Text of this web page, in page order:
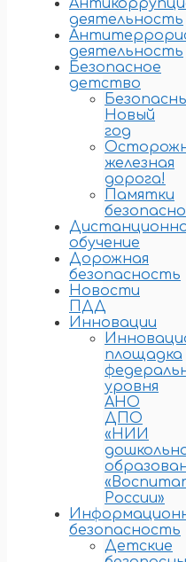
деятельность
деятельность
Безопасное
детство
Новый
год
железная
дорога!
Памятки
обучение
Дорожная
безопасность
Новости
ПДД
Инновации
площадка
уровня
АНО
ДПО
«НИИ
России»
безопасность
Детские